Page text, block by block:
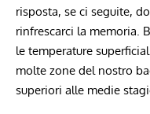
risposta, se ci seguite,
rinfrescarci la memoria.
le temperature
molte zone del nostro
superiori alle medie